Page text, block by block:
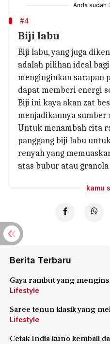
Anda sudah
#4
Biji labu
Biji labu, yang juga
adalah pilihan ideal
menginginkan sarapan
dapat memberi energi
Biji ini kaya akan zat
menjadikannya sumber
Untuk menambah cita
panggang biji labu
renyah yang
atas bubur atau
kamu
Berita Terbaru
Gaya rambut yang
Lifestyle
Saree tenun klasik yang
Lifestyle
Cetak India kuno kembali